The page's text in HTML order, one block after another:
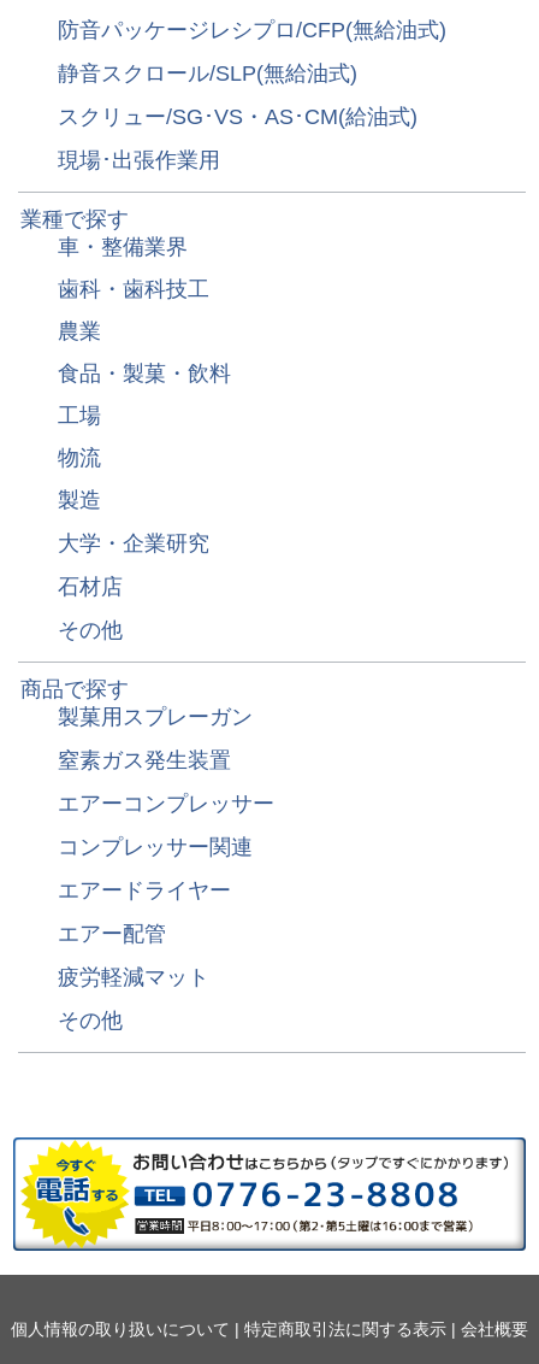
防音パッケージレシプロ/CFP(無給油式)
静音スクロール/SLP(無給油式)
スクリュー/SG･VS・AS･CM(給油式)
現場･出張作業用
業種で探す
車・整備業界
歯科・歯科技工
農業
食品・製菓・飲料
工場
物流
製造
大学・企業研究
石材店
その他
商品で探す
製菓用スプレーガン
窒素ガス発生装置
エアーコンプレッサー
コンプレッサー関連
エアードライヤー
エアー配管
疲労軽減マット
その他
個人情報の取り扱いについて | 特定商取引法に関する表示 | 会社概要